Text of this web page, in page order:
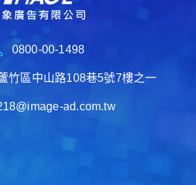
0800-00-1498
竹區中山路108巷5號7樓之一
ad.com.tw